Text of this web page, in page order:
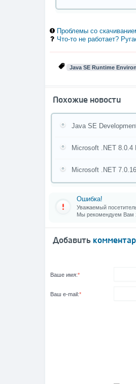
Проблемы со
Что-то не работает?
Java SE Runtime
Похожие новости
Java SE
Microsoft .NET 8.0.4
Microsoft .NET
Ошибка!
Уважаемый
Мы рекомендуем Вам
Добавить
Ваше имя:*
Ваш e-mail:*